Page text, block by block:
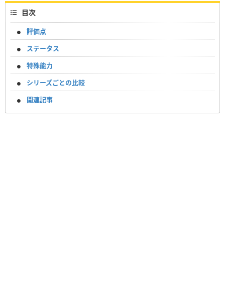
目次
評価点
ステータス
特殊能力
シリーズごとの比較
関連記事